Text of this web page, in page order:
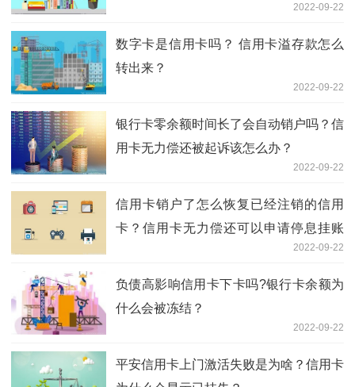
2022-09-22
数字卡是信用卡吗？ 信用卡溢存款怎么
转出来？
2022-09-22
银行卡零余额时间长了会自动销户吗？信
用卡无力偿还被起诉该怎么办？
2022-09-22
信用卡销户了怎么恢复已经注销的信用
卡？信用卡无力偿还可以申请停息挂账
2022-09-22
负债高影响信用卡下卡吗?银行卡余额为
什么会被冻结？
2022-09-22
平安信用卡上门激活失败是为啥？信用卡